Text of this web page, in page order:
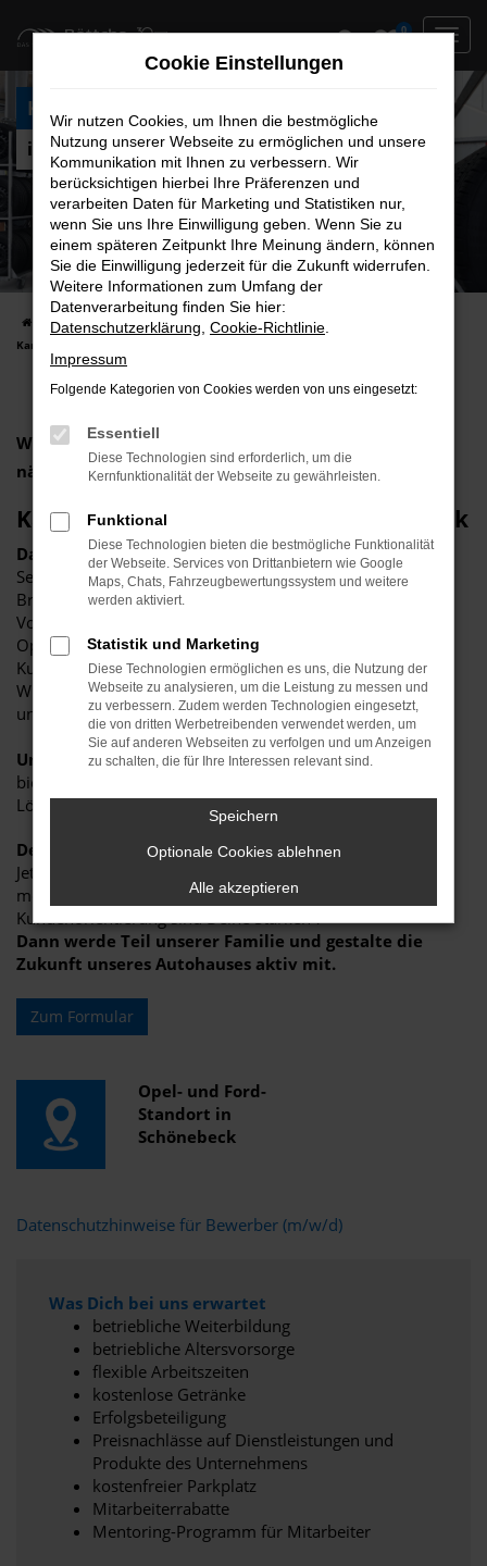
Zum
springen
0
Karosseriebauer (m/w/d)
in Schönebeck
Startseite Unternehmen & Jobs
Aktuelle Job-Angebote
Karosseriebauer (m/w/d)
Wir suchen zur sofortigen Einstellung bzw. zum
nächstmöglichen Zeitpunkt einen
Karosseriebauer (m/w/d) in Schönebeck
Das sind wir. Das ist Böttche.
Seit 30 Jahren sind wir an mehreren Standorten im Land
Brandenburg, Sachsen-Anhalt und Mecklenburg-
Vorpommern als Vertragspartner für starke Marken wie
Opel, Peugeot, Citroën, Jeep, Fiat und Abarth für unsere
Kunden da.
Wir stehen für Kompetenz, Freundlichkeit, Zuverlässigkeit
und Professionalität.
Unser Anspruchist es, jedem Kunden einen Nutzen zu
bieten. Kein Kunde verlässt unser Autohaus ohne eine
Lösung – und genau das leben wir jeden Tag.
Deine Chance bei uns
Jetzt suchen wir Dich: Du bist jung oder junggeblieben,
motiviert und brennst für das Automobil? Empathie und
Kundenorientierung sind Deine Stärken ?
Dann werde Teil unserer Familie und gestalte die
Zukunft unseres Autohauses aktiv mit.
Zum Formular
Opel- und Ford-
Standort in
Schönebeck
Datenschutzhinweise für Bewerber (m/w/d)
Was Dich bei uns erwartet
betriebliche Weiterbildung
betriebliche Altersvorsorge
flexible Arbeitszeiten
kostenlose Getränke
Erfolgsbeteiligung
Preisnachlässe auf Dienstleistungen und
Produkte des Unternehmens
kostenfreier Parkplatz
Mitarbeiterrabatte
Mentoring-Programm für Mitarbeiter
Cookie Einstellungen
Wir nutzen Cookies, um Ihnen die bestmögliche
Nutzung unserer Webseite zu ermöglichen und unsere
Kommunikation mit Ihnen zu verbessern. Wir
berücksichtigen hierbei Ihre Präferenzen und
verarbeiten Daten für Marketing und Statistiken nur,
wenn Sie uns Ihre Einwilligung geben. Wenn Sie zu
einem späteren Zeitpunkt Ihre Meinung ändern, können
Sie die Einwilligung jederzeit für die Zukunft widerrufen.
Weitere Informationen zum Umfang der
Datenverarbeitung finden Sie hier:
Datenschutzerklärung Cookie-Richtlinie
Impressum
Folgende Kategorien von Cookies werden von uns eingesetzt:
Essentiell
Diese Technologien sind erforderlich, um die
Kernfunktionalität der Webseite zu gewährleisten.
Funktional
Diese Technologien bieten die bestmögliche Funktionalität
der Webseite. Services von Drittanbietern wie Google
Maps, Chats, Fahrzeugbewertungssystem und weitere
werden aktiviert.
Statistik und Marketing
Diese Technologien ermöglichen es uns, die Nutzung der
Webseite zu analysieren, um die Leistung zu messen und
zu verbessern. Zudem werden Technologien eingesetzt,
die von dritten Werbetreibenden verwendet werden, um
Sie auf anderen Webseiten zu verfolgen und um Anzeigen
zu schalten, die für Ihre Interessen relevant sind.
Speichern
Optionale Cookies ablehnen
Alle akzeptieren